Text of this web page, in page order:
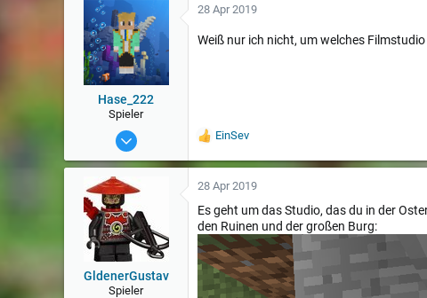
t
n
Hase_222
Spieler
18 Feb 2018
28 Apr 2019
Weiß nur ich nicht, um welches
W
r
t
n
g
e
n
:
EinSev
GldenerGustav
Spieler
28 Apr 2019
Es geht um das Studio, das du in der
den Ruinen und der großen Burg: